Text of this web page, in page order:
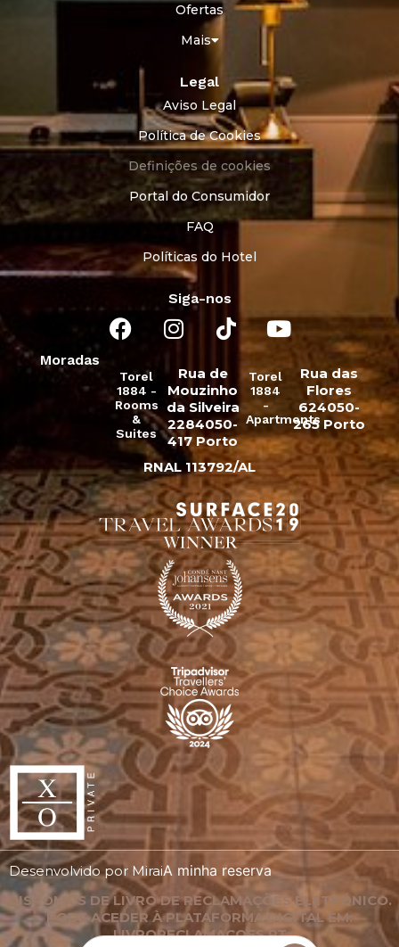
Ofertas
Mais
Legal
Aviso Legal
Política de Cookies
Definições de cookies
Portal do Consumidor
FAQ
Políticas do Hotel
Siga-nos
Moradas
Torel
1884 -
Rooms
&
Suites
Rua de
Mouzinho
da Silveira
2284050-
417 Porto
Torel
1884
-
Apartments
Rua das
Flores
624050-
265 Porto
RNAL 113792/AL
Desenvolvido por MiraiA minha reserva
DISPOMOS DE LIVRO DE RECLAMAÇÕES ELETRÓNICO.
PODE ACEDER À PLATAFORMA DIGITAL EM:
LIVRORECLAMACOES.PT